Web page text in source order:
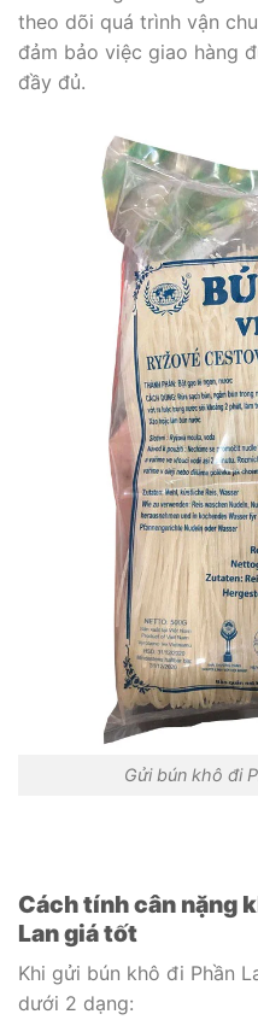
theo dõi quá trình vận
đảm bảo việc giao hàng
đầy đủ.
Gửi bún khô đi
Cách tính cân nặng
Lan giá tốt
Khi gửi bún khô đi Phần
dưới 2 dạng: